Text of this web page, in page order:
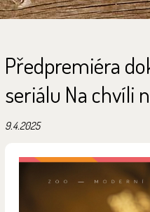
Předpremiéra
seriálu Na chvíli
9.4.2025